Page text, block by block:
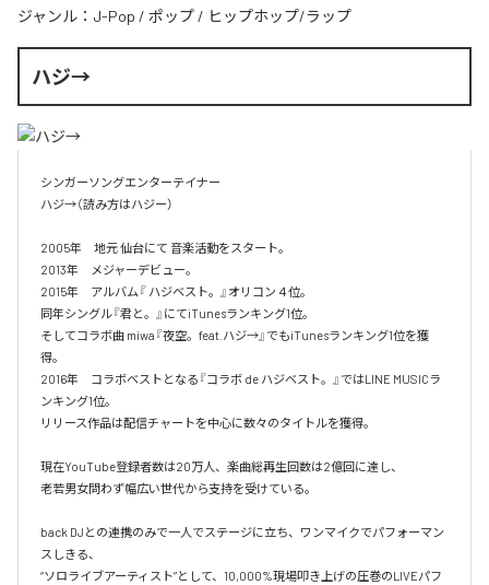
ジャンル： J-Pop / ポップ / ヒップホップ/ラップ
ハジ→
シンガーソングエンターテイナー
ハジ→（読み方はハジー）
2005年　地元 仙台にて 音楽活動をスタート。
2013年　メジャーデビュー。
2015年　アルバム『 ハジベスト。』オリコン４位。
同年シングル『君と。』にてiTunesランキング1位。
そしてコラボ曲 miwa『夜空。feat.ハジ→』でもiTunesランキング1位を獲
得。
2016年　コラボベストとなる『コラボ de ハジベスト。』ではLINE MUSICラ
ンキング1位。
リリース作品は配信チャートを中心に数々のタイトルを獲得。
現在YouTube登録者数は20万人、楽曲総再生回数は2億回に達し、
老若男女問わず幅広い世代から支持を受けている。
back DJとの連携のみで一人でステージに立ち、ワンマイクでパフォーマン
スしきる、
“ソロライブアーティスト”として、10,000%現場叩き上げの圧巻のLIVEパフ